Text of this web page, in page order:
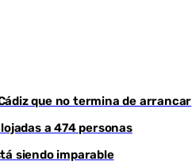
Youtube
que no termina de arrancar
a 474 personas
siendo imparable